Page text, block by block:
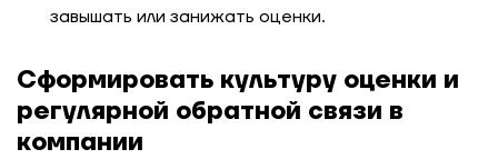
завышать или занижать оценки.
Сформировать культуру оценки и
регулярной обратной связи в
компании